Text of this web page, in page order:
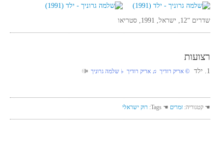
שדרים “12, ישראל, 1991, סטריאו
רצועות
1. ילד ‏ © אריק רודיך‏ ♫ אריק רודיך‏ ♭ שלמה גרוניך
☚ קטגוריה: זמרים ☚ Tags: רוק ישראלי